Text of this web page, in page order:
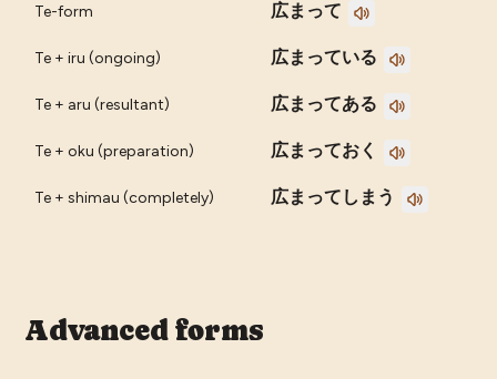
Te-form 広まって
Te + iru (ongoing) 広まっている
Te + aru (resultant) 広まってある
Te + oku (preparation) 広まっておく
Te + shimau (completely) 広まってしまう
Advanced forms